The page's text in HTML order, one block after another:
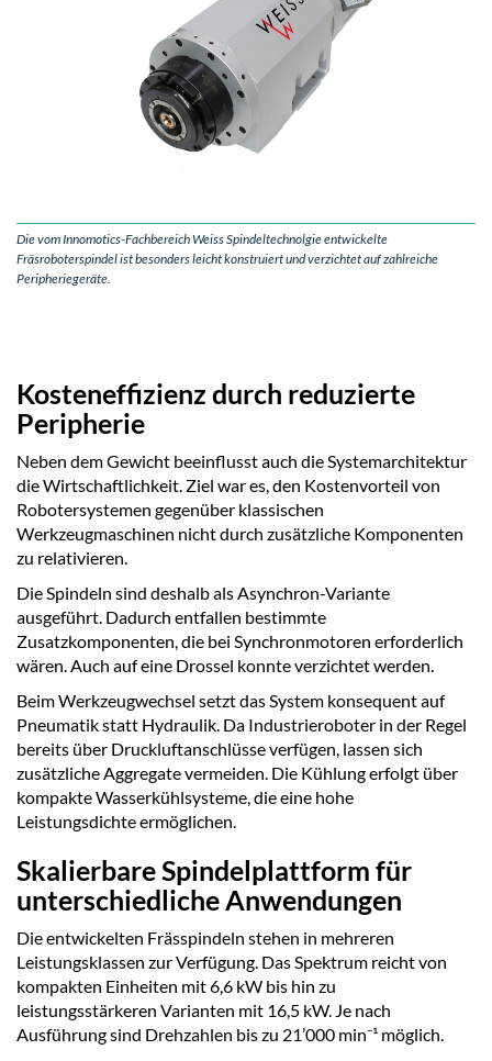
Die vom Innomotics-Fachbereich Weiss Spindeltechnolgie entwickelte
Fräsroboterspindel ist besonders leicht konstruiert und verzichtet auf zahlreiche
Peripheriegeräte.
Kosteneffizienz durch reduzierte
Peripherie
Neben dem Gewicht beeinflusst auch die Systemarchitektur
die Wirtschaftlichkeit. Ziel war es, den Kostenvorteil von
Robotersystemen gegenüber klassischen
Werkzeugmaschinen nicht durch zusätzliche Komponenten
zu relativieren.
Die Spindeln sind deshalb als Asynchron-Variante
ausgeführt. Dadurch entfallen bestimmte
Zusatzkomponenten, die bei Synchronmotoren erforderlich
wären. Auch auf eine Drossel konnte verzichtet werden.
Beim Werkzeugwechsel setzt das System konsequent auf
Pneumatik statt Hydraulik. Da Industrieroboter in der Regel
bereits über Druckluftanschlüsse verfügen, lassen sich
zusätzliche Aggregate vermeiden. Die Kühlung erfolgt über
kompakte Wasserkühlsysteme, die eine hohe
Leistungsdichte ermöglichen.
Skalierbare Spindelplattform für
unterschiedliche Anwendungen
Die entwickelten Frässpindeln stehen in mehreren
Leistungsklassen zur Verfügung. Das Spektrum reicht von
kompakten Einheiten mit 6,6 kW bis hin zu
leistungsstärkeren Varianten mit 16,5 kW. Je nach
Ausführung sind Drehzahlen bis zu 21’000 min⁻¹ möglich.